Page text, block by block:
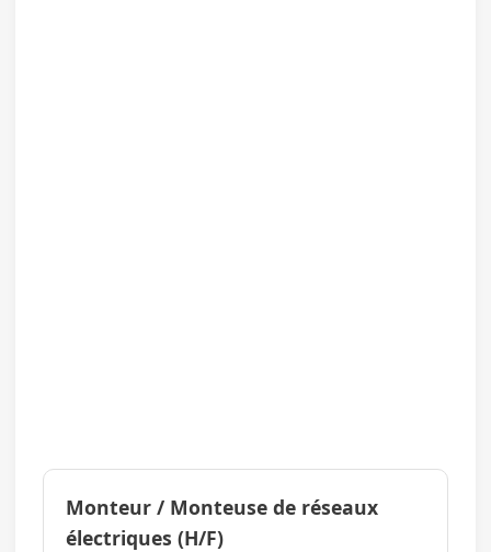
Monteur / Monteuse de réseaux
électriques (H/F)